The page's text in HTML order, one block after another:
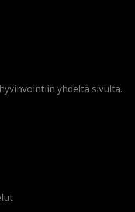
yhdeltä sivulta.